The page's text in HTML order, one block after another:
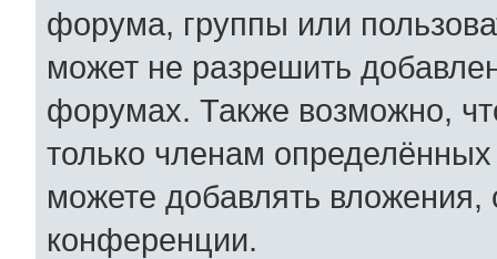
форума, группы или
может не разрешить
форумах. Также возможно,
только членам
можете добавлять
конференции.